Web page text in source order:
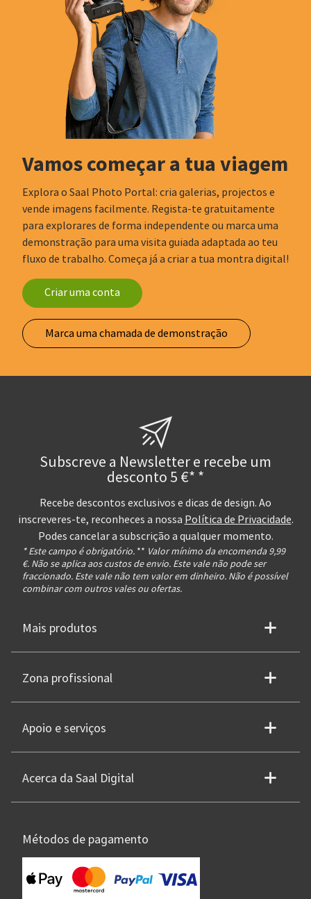
Vamos começar a tua viagem
Explora o Saal Photo Portal: cria galerias, projectos e
vende imagens facilmente. Regista-te gratuitamente
para explorares de forma independente ou marca uma
demonstração para uma visita guiada adaptada ao teu
fluxo de trabalho. Começa já a criar a tua montra digital!
Criar uma conta
Marca uma chamada de demonstração
Subscreve a Newsletter e recebe um
desconto 5 €* *
Recebe descontos exclusivos e dicas de design. Ao
inscreveres-te, reconheces a nossa Política de Privacidade.
Podes cancelar a subscrição a qualquer momento.
* Este campo é obrigatório. ** Valor mínimo da encomenda 9,99
€. Não se aplica aos custos de envio. Este vale não pode ser
fraccionado. Este vale não tem valor em dinheiro. Não é possível
combinar com outros vales ou ofertas.
Mais produtos
Zona profissional
Apoio e serviços
Acerca da Saal Digital
Métodos de pagamento